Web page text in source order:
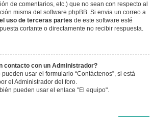
de comentarios, etc.) que no sean con respecto al
misma del software phpBB. Si envia un correo a
uso de terceras partes de este software esté
cortante o directamente no recibir respuesta.
contacto con un Administrador?
usar el formulario “Contáctenos”, si está
el Administrador del foro.
pueden usar el enlace "El equipo".